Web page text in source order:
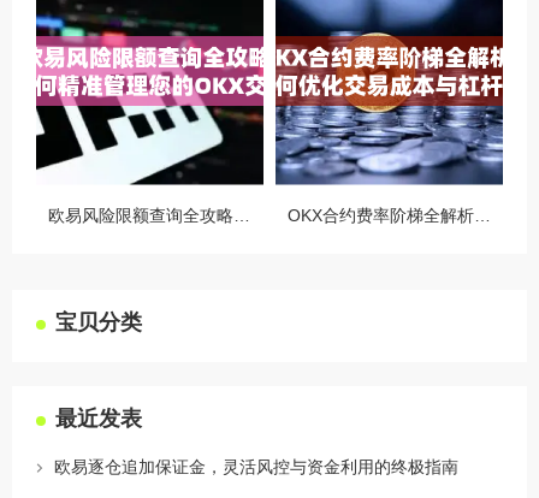
宝贝分类
最近发表
欧易逐仓追加保证金，灵活风控与资金利用的终极指南